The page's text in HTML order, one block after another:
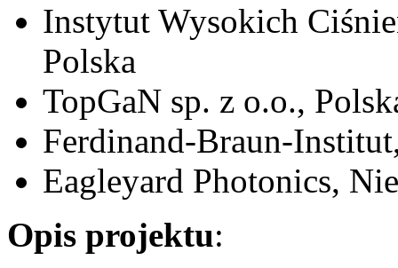
Instytut Wysokich
Polska
TopGaN sp. z o.o.,
Ferdinand-Braun-
Eagleyard Photonics,
Opis projektu: